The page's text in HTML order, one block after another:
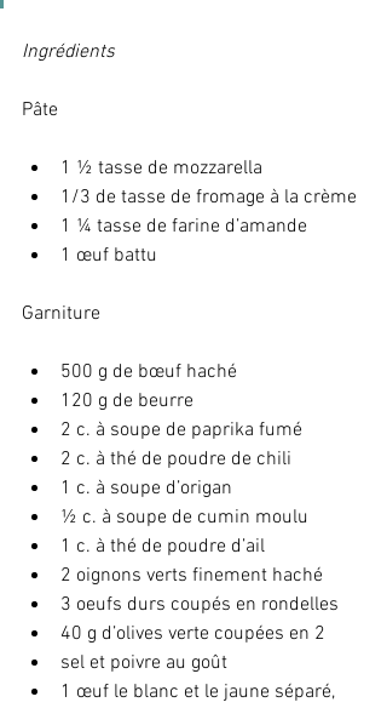
Ingrédients
Pâte
1 ½ tasse de mozzarella
1/3 de tasse de fromage à la crème
1 ¼ tasse de farine d’amande
1 œuf battu
Garniture
500 g de bœuf haché
120 g de beurre
2 c. à soupe de paprika fumé
2 c. à thé de poudre de chili
1 c. à soupe d’origan
½ c. à soupe de cumin moulu
1 c. à thé de poudre d’ail
2 oignons verts finement haché
3 oeufs durs coupés en rondelles
40 g d’olives verte coupées en 2
sel et poivre au goût
1 œuf le blanc et le jaune séparé,